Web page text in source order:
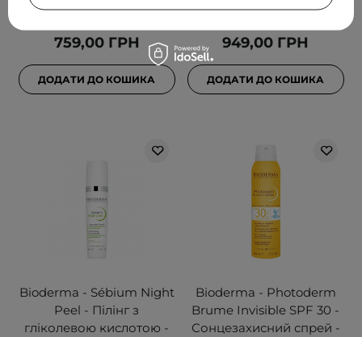
759,00 ГРН
ДОДАТИ ДО КОШИКА
949,00 ГРН
ДОДАТИ ДО КОШИКА
Bioderma - Sébium Night
Peel - Пілінг з
гліколевою кислотою -
Bioderma - Photoderm
Brume Invisible SPF 30 -
Сонцезахисний спрей -